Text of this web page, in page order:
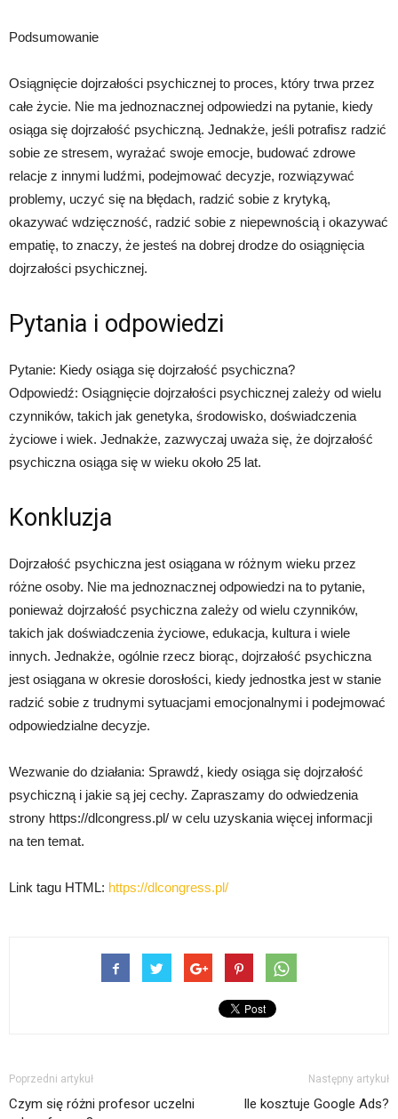
Podsumowanie
Osiągnięcie dojrzałości psychicznej to proces, który trwa przez
całe życie. Nie ma jednoznacznej odpowiedzi na pytanie, kiedy
osiąga się dojrzałość psychiczną. Jednakże, jeśli potrafisz radzić
sobie ze stresem, wyrażać swoje emocje, budować zdrowe
relacje z innymi ludźmi, podejmować decyzje, rozwiązywać
problemy, uczyć się na błędach, radzić sobie z krytyką,
okazywać wdzięczność, radzić sobie z niepewnością i okazywać
empatię, to znaczy, że jesteś na dobrej drodze do osiągnięcia
dojrzałości psychicznej.
Pytania i odpowiedzi
Pytanie: Kiedy osiąga się dojrzałość psychiczna?
Odpowiedź: Osiągnięcie dojrzałości psychicznej zależy od wielu
czynników, takich jak genetyka, środowisko, doświadczenia
życiowe i wiek. Jednakże, zazwyczaj uważa się, że dojrzałość
psychiczna osiąga się w wieku około 25 lat.
Konkluzja
Dojrzałość psychiczna jest osiągana w różnym wieku przez
różne osoby. Nie ma jednoznacznej odpowiedzi na to pytanie,
ponieważ dojrzałość psychiczna zależy od wielu czynników,
takich jak doświadczenia życiowe, edukacja, kultura i wiele
innych. Jednakże, ogólnie rzecz biorąc, dojrzałość psychiczna
jest osiągana w okresie dorosłości, kiedy jednostka jest w stanie
radzić sobie z trudnymi sytuacjami emocjonalnymi i podejmować
odpowiedzialne decyzje.
Wezwanie do działania: Sprawdź, kiedy osiąga się dojrzałość
psychiczną i jakie są jej cechy. Zapraszamy do odwiedzenia
strony https://dlcongress.pl/ w celu uzyskania więcej informacji
na ten temat.
Link tagu HTML: https://dlcongress.pl/
Poprzedni artykuł
Czym się różni profesor uczelni
Następny artykuł
Ile kosztuje Google Ads?